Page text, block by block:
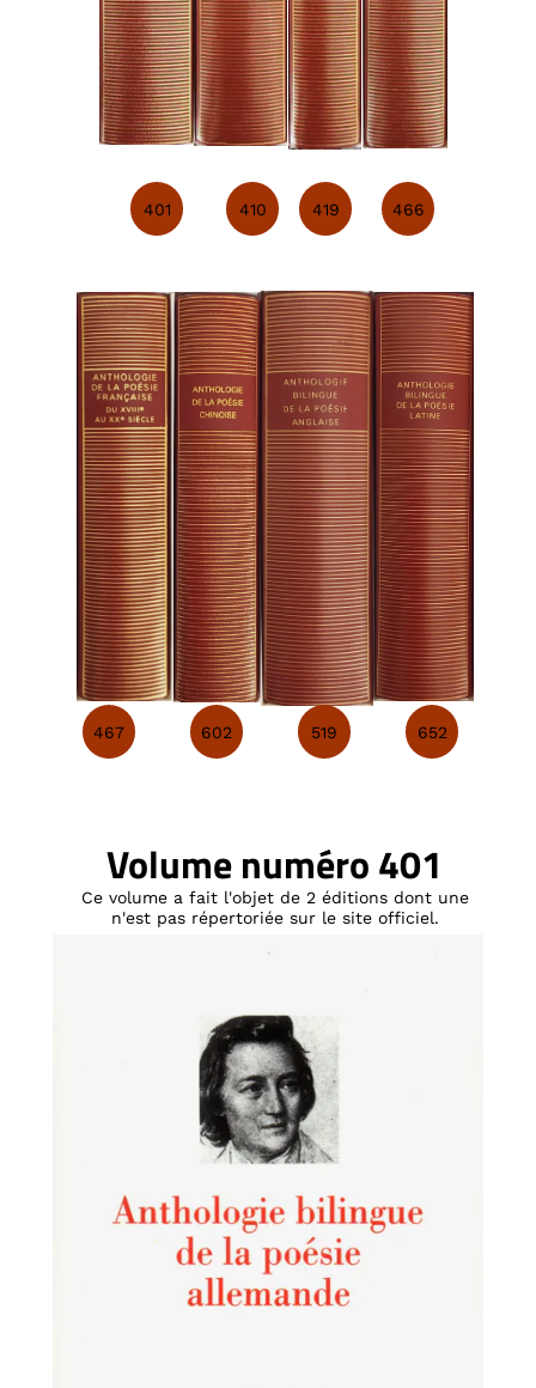
401 410
602
466
652
419
519
467
Volume numéro 401
Ce volume a fait l'objet de 2 éditions dont une
n'est pas répertoriée sur le site officiel.